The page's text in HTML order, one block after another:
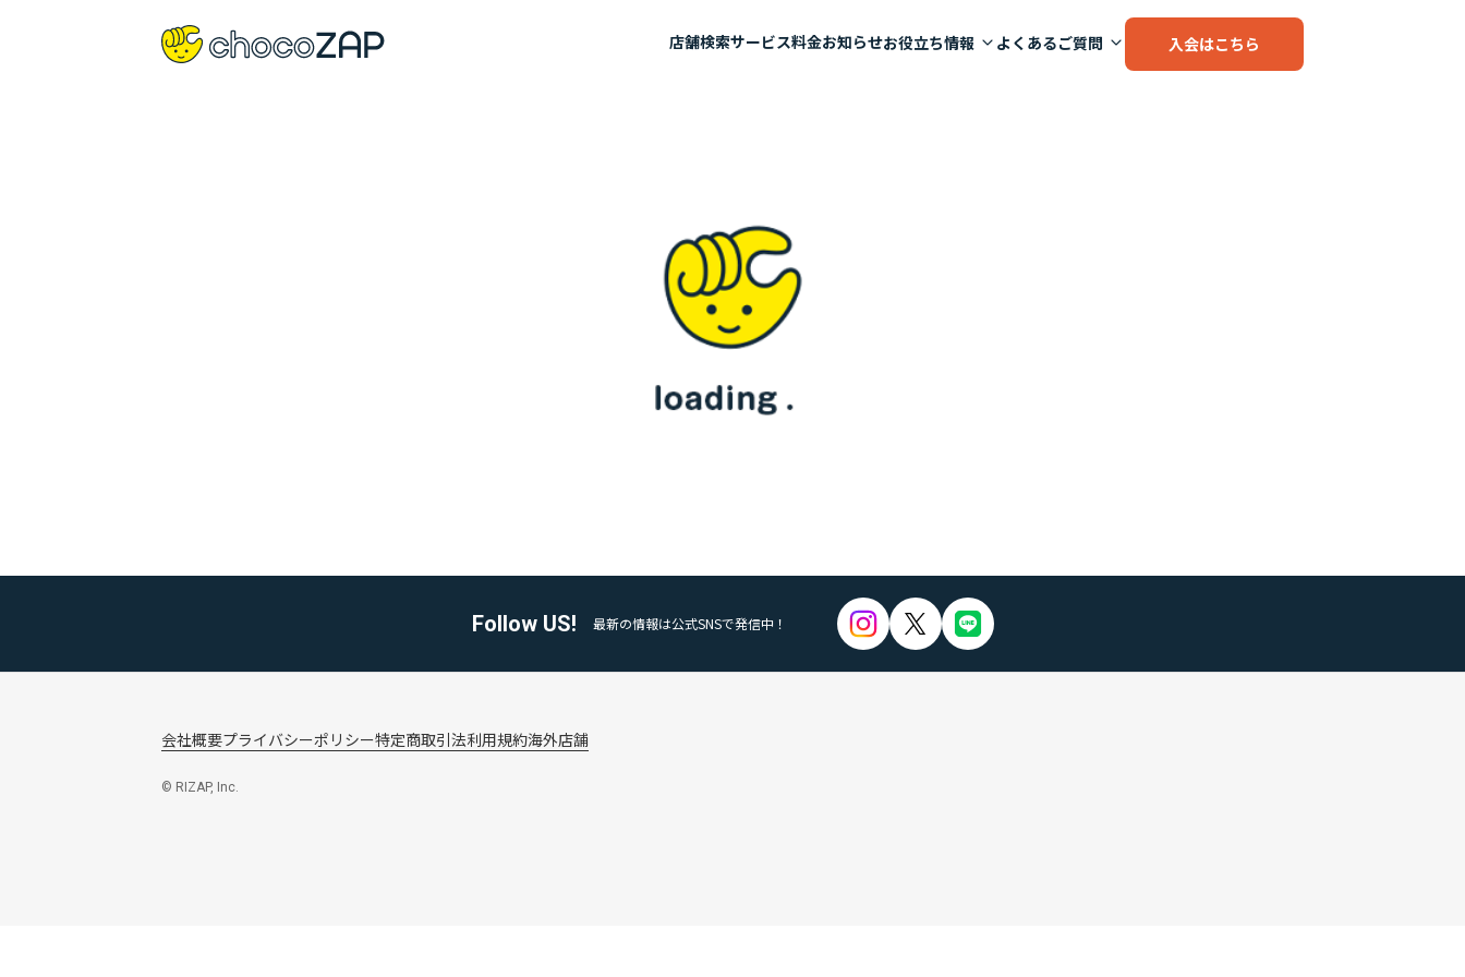
店舗検索サービス料金お知らせお役立ち情報 よくあるご質問 入会はこちら
Follow US! 最新の情報は公式SNSで発信中！
会社概要プライバシーポリシー特定商取引法利用規約海外店舗
© RIZAP, Inc.